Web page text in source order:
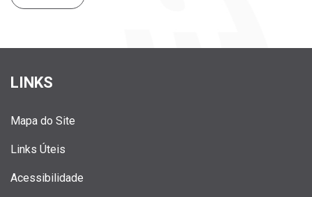
LINKS
Mapa do Site
Links Úteis
Acessibilidade